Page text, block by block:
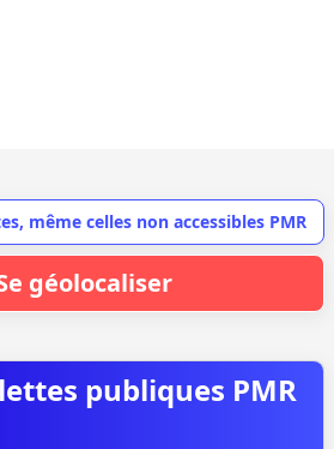
même celles non accessibles PMR
géolocaliser
publiques PMR